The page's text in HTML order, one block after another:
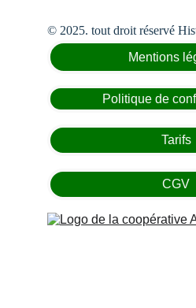
© 2025. tout droit réservé
Mentions
Politique de
Tarifs
CGV